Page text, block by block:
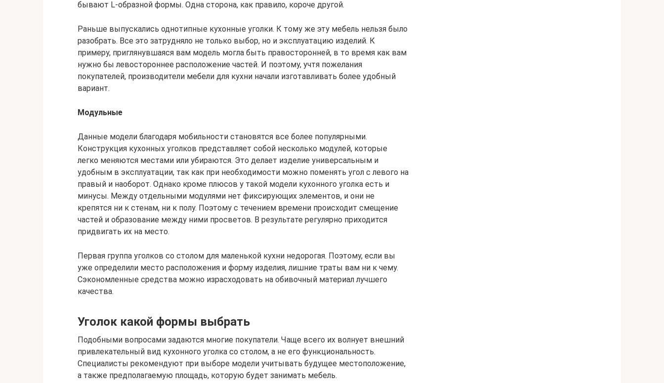
бывают L-образной формы. Одна сторона, как правило, короче другой.
Раньше выпускались однотипные кухонные уголки. К тому же эту мебель нельзя было
разобрать. Все это затрудняло не только выбор, но и эксплуатацию изделий. К
примеру, приглянувшаяся вам модель могла быть правосторонней, в то время как вам
нужно бы левостороннее расположение частей. И поэтому, учтя пожелания
покупателей, производители мебели для кухни начали изготавливать более удобный
вариант.
Модульные
Данные модели благодаря мобильности становятся все более популярными.
Конструкция кухонных уголков представляет собой несколько модулей, которые
легко меняются местами или убираются. Это делает изделие универсальным и
удобным в эксплуатации, так как при необходимости можно поменять угол с левого на
правый и наоборот. Однако кроме плюсов у такой модели кухонного уголка есть и
минусы. Между отдельными модулями нет фиксирующих элементов, и они не
крепятся ни к стенам, ни к полу. Поэтому с течением времени происходит смещение
частей и образование между ними просветов. В результате регулярно приходится
придвигать их на место.
Первая группа уголков со столом для маленькой кухни недорогая. Поэтому, если вы
уже определили место расположения и форму изделия, лишние траты вам ни к чему.
Сэкономленные средства можно израсходовать на обивочный материал лучшего
качества.
Уголок какой формы выбрать
Подобными вопросами задаются многие покупатели. Чаще всего их волнует внешний
привлекательный вид кухонного уголка со столом, а не его функциональность.
Специалисты рекомендуют при выборе модели учитывать будущее местоположение,
а также предполагаемую площадь, которую будет занимать мебель.